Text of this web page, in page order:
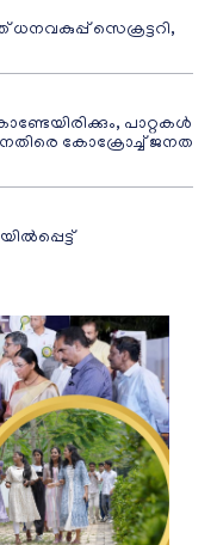
ധനവകുപ്പ് സെക്രട്ടറി,
പാറ്റകൾ
കോക്രോച്ച് ജനത